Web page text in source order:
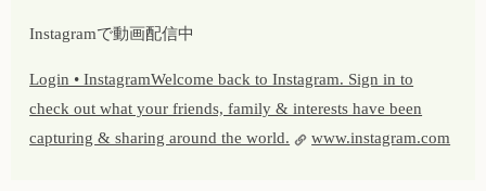
Instagramで動画配信中
Login • InstagramWelcome back to Instagram. Sign in to
check out what your friends, family & interests have been
capturing & sharing around the world.
www.instagram.com